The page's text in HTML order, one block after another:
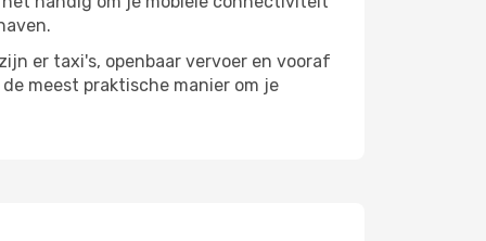
er taxi's, openbaar vervoer en vooraf
meest praktische manier om je